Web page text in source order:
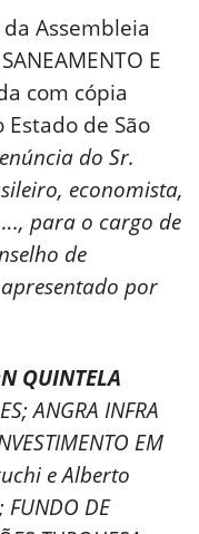
Assembleia
E
com cópia
de São
do Sr.
economista,
para o cargo de
de
por
QUINTELA
ANGRA INFRA
EM
e Alberto
FUNDO DE